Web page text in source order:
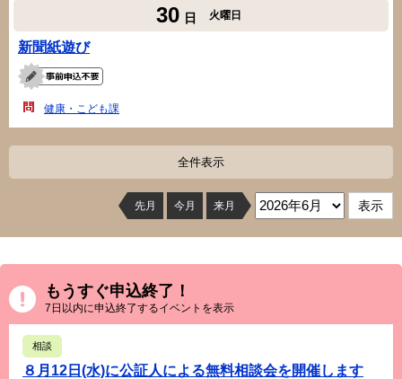
30 日 火曜日
新聞紙遊び
健康・こども課
全件表示
先月 今月 来月
もうすぐ申込終了！
7日以内に申込終了するイベントを表示
相談
８月12日(水)に公証人による無料相談会を開催します